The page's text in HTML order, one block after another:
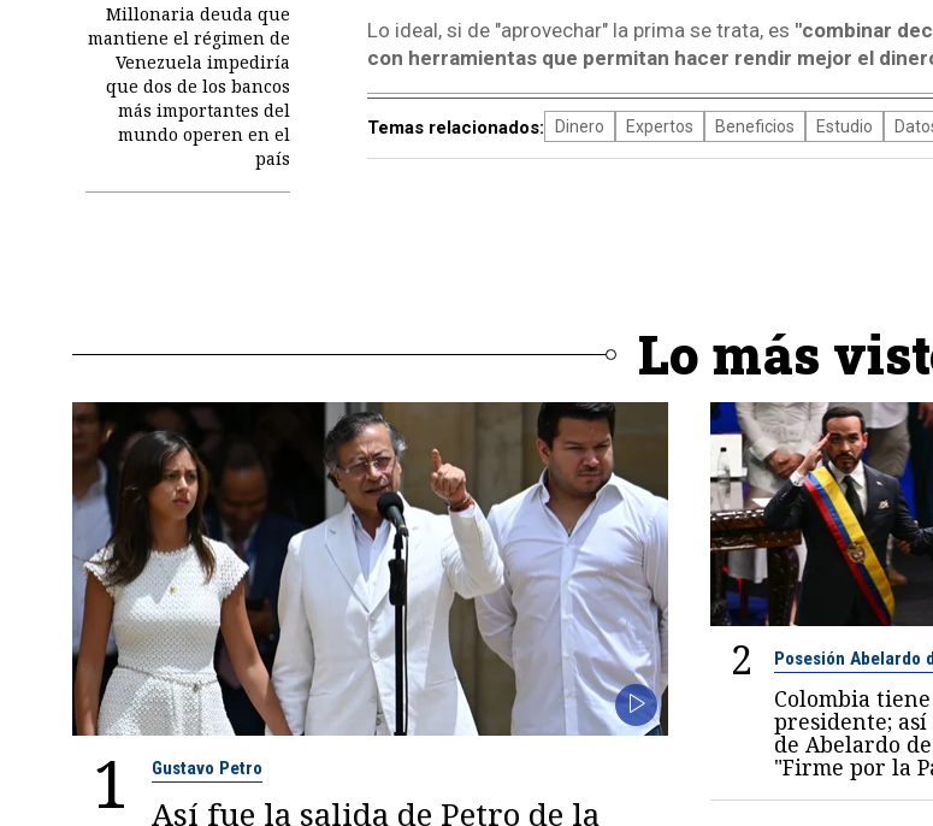
Millonaria deuda que
mantiene el régimen de
Venezuela impediría
que dos de los bancos
más importantes del
mundo operen en el
país
Lo ideal, si de "aprovechar" la prima se trata, es "combinar
con herramientas que permitan hacer rendir mejor el
Temas relacionados: Dinero Expertos Beneficios Estudio
Lo más
1 Gustavo Petro
Así fue la salida de Petro de la
2 Posesión Abelardo
Colombia
presidente; así
de Abelardo
"Firme por la